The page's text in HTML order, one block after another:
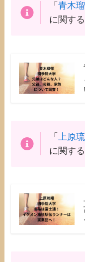
「 青木
に関す
「 上原
に関す